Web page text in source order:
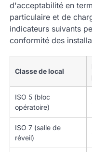
d'acceptabilité en
particulaire et de
indicateurs suivants
conformité des
Classe de local
ISO 5 (bloc
opératoire)
ISO 7 (salle de
réveil)